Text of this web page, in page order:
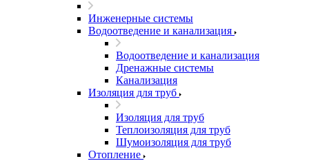
Инженерные системы
Водоотведение и канализация
Водоотведение и канализация
Дренажные системы
Канализация
Изоляция для труб
Изоляция для труб
Теплоизоляция для труб
Шумоизоляция для труб
Отопление